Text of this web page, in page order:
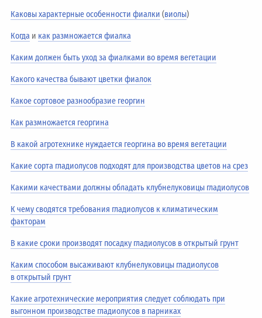
Каковы характерные особенности фиалки (виолы)
Когда и как размножается фиалка
Каким должен быть уход за фиалками во время вегетации
Какого качества бывают цветки фиалок
Какое сортовое разнообразие георгин
Как размножается георгина
В какой агротехнике нуждается георгина во время вегетации
Какие сорта гладиолусов подходят для производства цветов на срез
Какими качествами должны обладать клубнелуковицы гладиолусов
К чему сводятся требования гладиолусов к климатическим
факторам
В какие сроки производят посадку гладиолусов в открытый грунт
Каким способом высаживают клубнелуковицы гладиолусов
в открытый грунт
Какие агротехнические мероприятия следует соблюдать при
выгонном производстве гладиолусов в парниках